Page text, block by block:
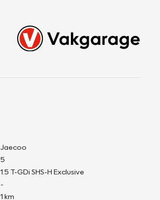
Jaecoo
5
1.5 T-GDi SHS-H Exclusive
-
1 km